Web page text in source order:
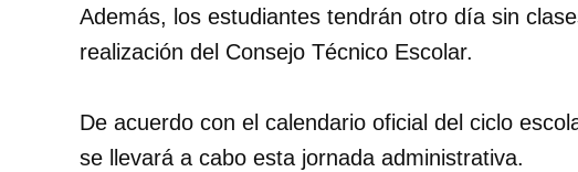
Además, los estudiantes tendrán otro día sin
realización del Consejo Técnico Escolar.
De acuerdo con el calendario oficial del ciclo
se llevará a cabo esta jornada administrativa.